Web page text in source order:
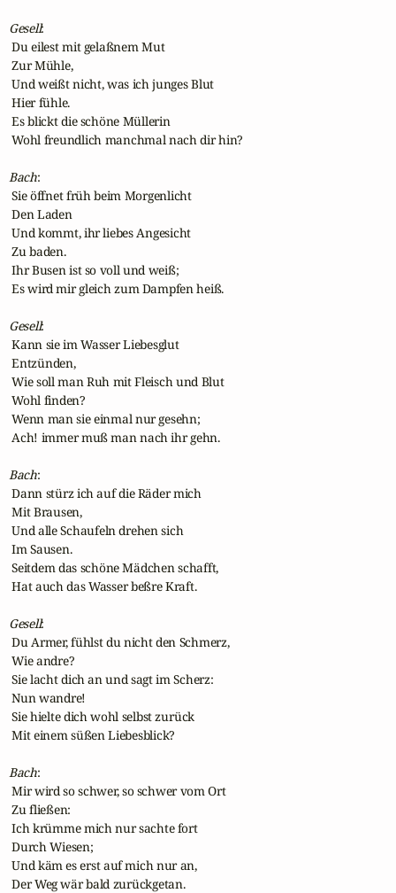
Gesell:
Du eilest mit gelaßnem Mut
Zur Mühle,
Und weißt nicht, was ich junges Blut
Hier fühle.
Es blickt die schöne Müllerin
Wohl freundlich manchmal nach dir hin?
Bach:
Sie öffnet früh beim Morgenlicht
Den Laden
Und kommt, ihr liebes Angesicht
Zu baden.
Ihr Busen ist so voll und weiß;
Es wird mir gleich zum Dampfen heiß.
Gesell:
Kann sie im Wasser Liebesglut
Entzünden,
Wie soll man Ruh mit Fleisch und Blut
Wohl finden?
Wenn man sie einmal nur gesehn;
Ach! immer muß man nach ihr gehn.
Bach:
Dann stürz ich auf die Räder mich
Mit Brausen,
Und alle Schaufeln drehen sich
Im Sausen.
Seitdem das schöne Mädchen schafft,
Hat auch das Wasser beßre Kraft.
Gesell:
Du Armer, fühlst du nicht den Schmerz,
Wie andre?
Sie lacht dich an und sagt im Scherz:
Nun wandre!
Sie hielte dich wohl selbst zurück
Mit einem süßen Liebesblick?
Bach:
Mir wird so schwer, so schwer vom Ort
Zu fließen:
Ich krümme mich nur sachte fort
Durch Wiesen;
Und käm es erst auf mich nur an,
Der Weg wär bald zurückgetan.